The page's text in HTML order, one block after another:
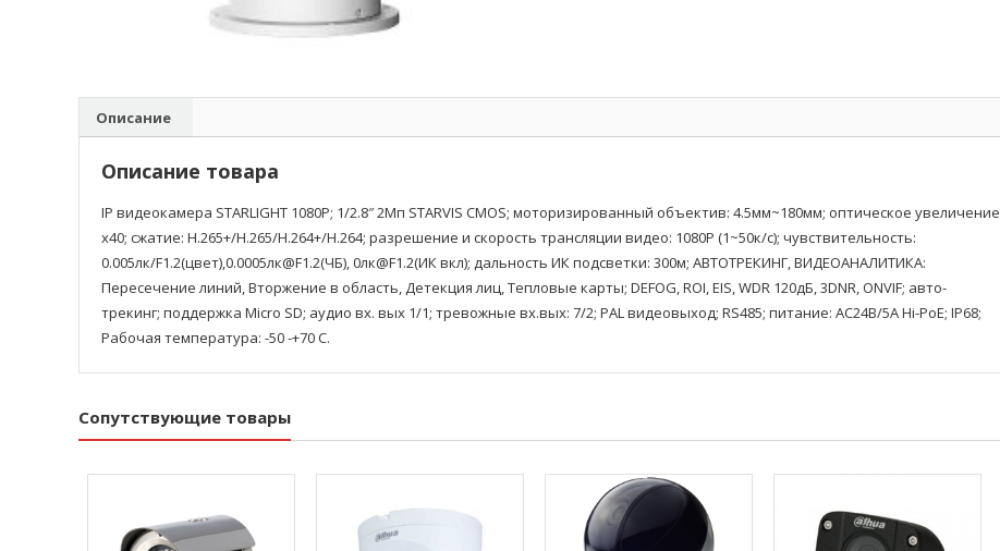
Описание
Описание товара
IP видеокамера STARLIGHT 1080P; 1/2.8″ 2Mп STARVIS CMOS; моторизированный объектив: 4.5мм~180мм; оптическое увеличение
х40; сжатие: H.265+/H.265/H.264+/H.264; разрешение и скорость трансляции видео: 1080P (1~50к/с); чувствительность:
0.005лк/F1.2(цвет),0.0005лк@F1.2(ЧБ), 0лк@F1.2(ИК вкл); дальность ИК подсветки: 300м; АВТОТРЕКИНГ, ВИДЕОАНАЛИТИКА:
Пересечение линий, Вторжение в область, Детекция лиц, Тепловые карты; DEFOG, ROI, EIS, WDR 120дБ, 3DNR, ONVIF; авто-
трекинг; поддержка Micro SD; аудио вх. вых 1/1; тревожные вх.вых: 7/2; PAL видеовыход; RS485; питание: AC24В/5A Hi-PoE; IP68;
Рабочая температура: -50 -+70 С.
Сопутствующие товары